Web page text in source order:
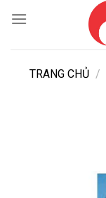
TRANG CHỦ /